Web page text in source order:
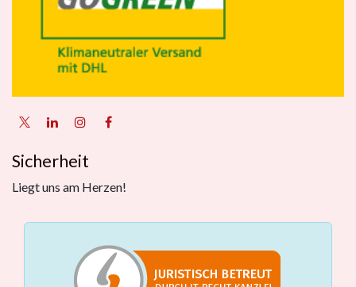
Sicherheit
Liegt uns am Herzen!